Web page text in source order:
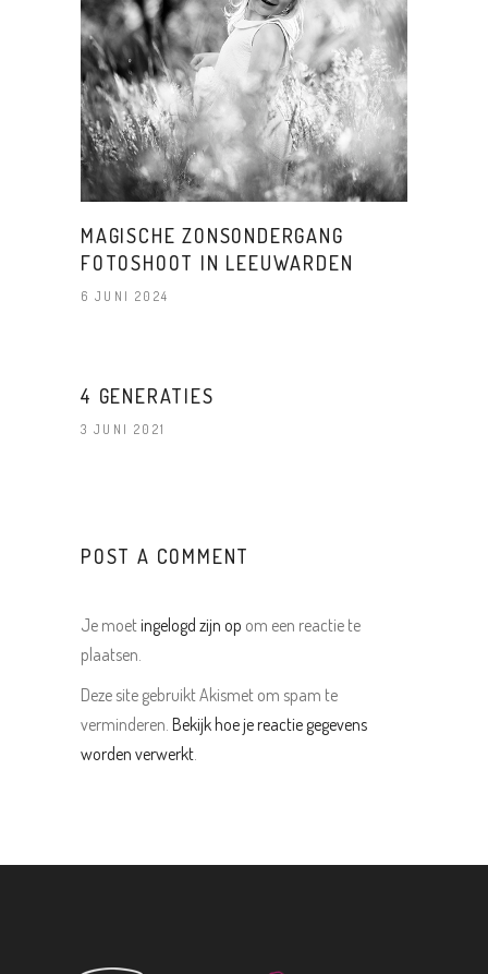
MAGISCHE ZONSONDERGANG
FOTOSHOOT IN LEEUWARDEN
6 JUNI 2024
4 GENERATIES
3 JUNI 2021
POST A COMMENT
Je moetingelogd zijn op om een reactie te
plaatsen.
Deze site gebruikt Akismet om spam te
verminderen. Bekijk hoe je reactie gegevens
worden verwerkt